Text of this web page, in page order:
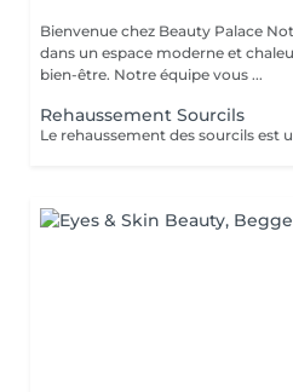
Bienvenue chez Beauty Palace Notre institut vous accueille
dans un espace moderne et
bien-être. Notre équipe vous ...
Rehaussement Sourcils